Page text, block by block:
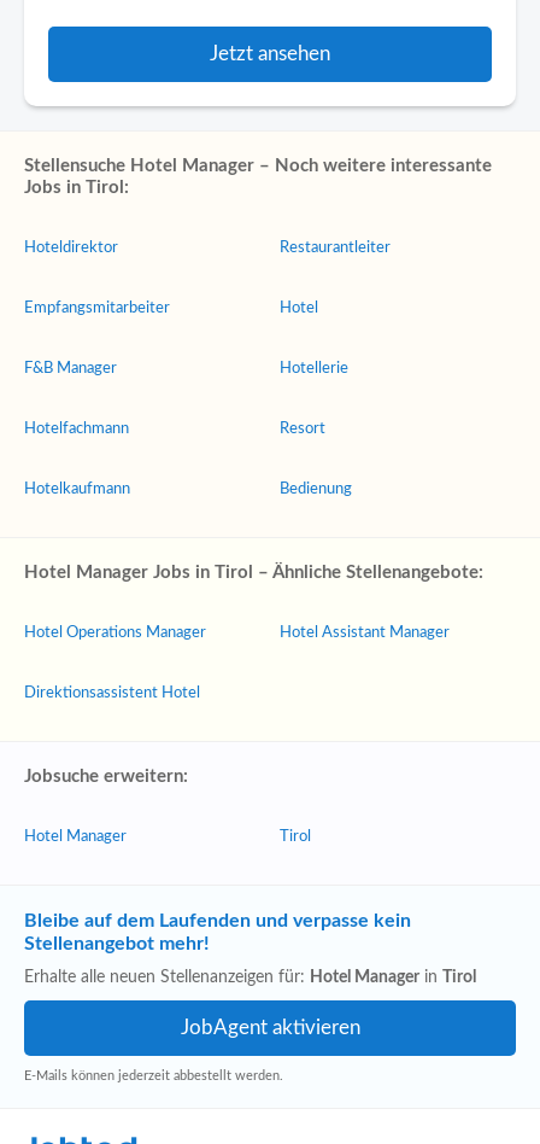
Jetzt ansehen
Stellensuche Hotel Manager – Noch weitere interessante
Jobs in Tirol:
Hoteldirektor
Empfangsmitarbeiter
F&B Manager
Hotelfachmann
Hotelkaufmann
Restaurantleiter
Hotel
Hotellerie
Resort
Bedienung
Hotel Manager Jobs in Tirol – Ähnliche Stellenangebote:
Hotel Operations Manager
Direktionsassistent Hotel
Hotel Assistant Manager
Jobsuche erweitern:
Hotel Manager Tirol
Bleibe auf dem Laufenden und verpasse kein
Stellenangebot mehr!
Erhalte alle neuen Stellenanzeigen für: Hotel Manager in Tirol
E-Mails können jederzeit abbestellt werden.